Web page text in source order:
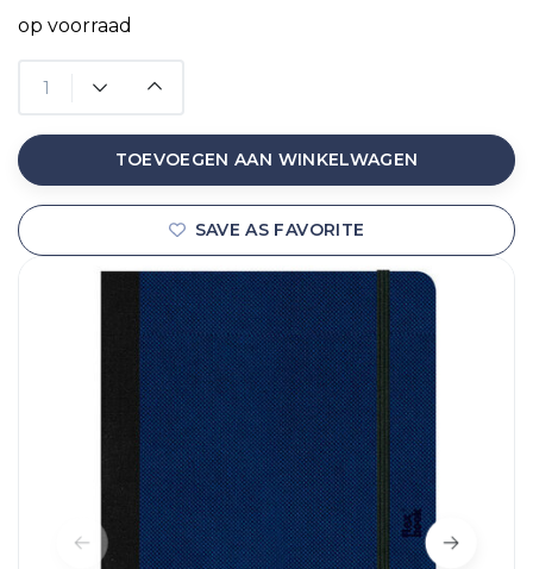
op voorraad
TOEVOEGEN AAN WINKELWAGEN
SAVE AS FAVORITE